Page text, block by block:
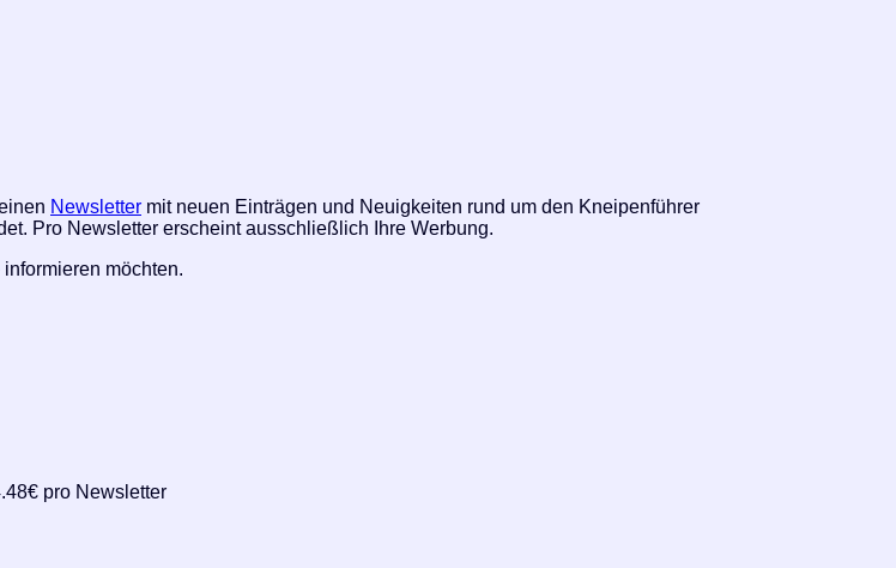
Newsletter mit neuen Einträgen und Neuigkeiten rund um den Kneipenführer
Pro Newsletter erscheint ausschließlich Ihre Werbung.
möchten.
pro Newsletter